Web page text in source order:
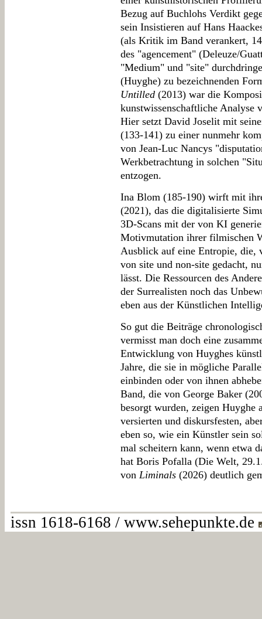
Bezug auf Buchlohs Verdikt
sein Insistieren auf Hans
(als Kritik im Band verankert,
des "agencement" (Deleuze/
"Medium" und "site"
(Huyghe) zu bezeichnenden
Untilled (2013) war die
kunstwissenschaftliche Analyse
Hier setzt David Joselit mit
(133-141) zu einer nunmehr
von Jean-Luc Nancys
Werkbetrachtung in solchen
entzogen.
Ina Blom (185-190) wirft mit
(2021), das die digitalisierte
3D-Scans mit der von KI
Motivmutation ihrer filmischen
Ausblick auf eine Entropie, die,
von site und non-site gedacht,
lässt. Die Ressourcen des
der Surrealisten noch das
eben aus der Künstlichen
So gut die Beiträge
vermisst man doch eine
Entwicklung von Huyghes
Jahre, die sie in mögliche
einbinden oder von ihnen
Band, die von George Baker
besorgt wurden, zeigen Huyghe
versierten und diskursfesten,
eben so, wie ein Künstler sein
mal scheitern kann, wenn etwa
hat Boris Pofalla (Die Welt,
von Liminals (2026) deutlich
issn 1618-6168 / www.sehepunkte.de